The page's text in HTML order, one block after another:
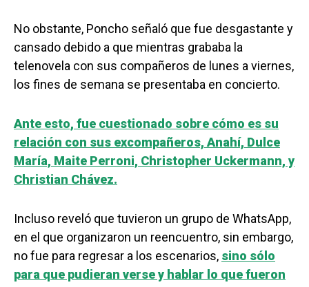
No obstante, Poncho señaló que fue desgastante y
cansado debido a que mientras grababa la
telenovela con sus compañeros de lunes a viernes,
los fines de semana se presentaba en concierto.
Ante esto, fue cuestionado sobre cómo es su
relación con sus excompañeros, Anahí, Dulce
María, Maite Perroni, Christopher Uckermann, y
Christian Chávez.
Incluso reveló que tuvieron un grupo de WhatsApp,
en el que organizaron un reencuentro, sin embargo,
no fue para regresar a los escenarios, sino sólo
para que pudieran verse y hablar lo que fueron